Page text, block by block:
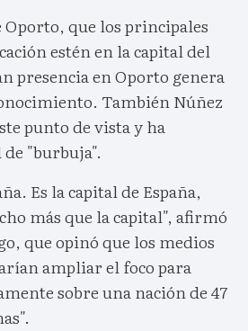
Oporto, que los principales
estén en la capital del
presencia en Oporto genera
También Núñez
punto de vista y ha
"burbuja".
Es la capital de España,
más que la capital", afirmó
que opinó que los medios
ampliar el foco para
sobre una nación de 47